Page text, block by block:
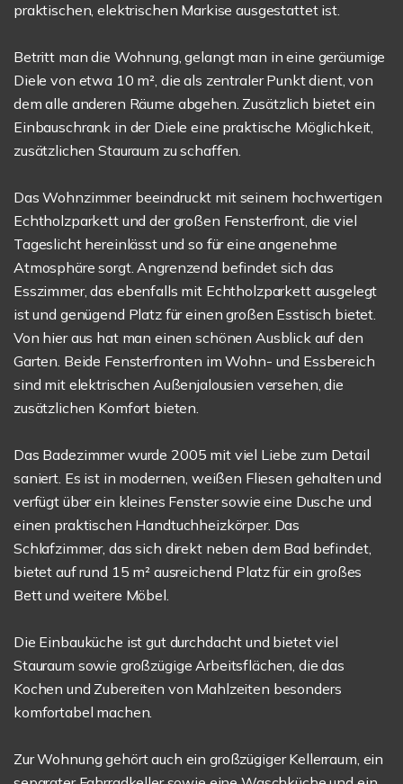
praktischen, elektrischen Markise ausgestattet ist.
Betritt man die Wohnung, gelangt man in eine geräumige
Diele von etwa 10 m², die als zentraler Punkt dient, von
dem alle anderen Räume abgehen. Zusätzlich bietet ein
Einbauschrank in der Diele eine praktische Möglichkeit,
zusätzlichen Stauraum zu schaffen.
Das Wohnzimmer beeindruckt mit seinem hochwertigen
Echtholzparkett und der großen Fensterfront, die viel
Tageslicht hereinlässt und so für eine angenehme
Atmosphäre sorgt. Angrenzend befindet sich das
Esszimmer, das ebenfalls mit Echtholzparkett ausgelegt
ist und genügend Platz für einen großen Esstisch bietet.
Von hier aus hat man einen schönen Ausblick auf den
Garten. Beide Fensterfronten im Wohn- und Essbereich
sind mit elektrischen Außenjalousien versehen, die
zusätzlichen Komfort bieten.
Das Badezimmer wurde 2005 mit viel Liebe zum Detail
saniert. Es ist in modernen, weißen Fliesen gehalten und
verfügt über ein kleines Fenster sowie eine Dusche und
einen praktischen Handtuchheizkörper. Das
Schlafzimmer, das sich direkt neben dem Bad befindet,
bietet auf rund 15 m² ausreichend Platz für ein großes
Bett und weitere Möbel.
Die Einbauküche ist gut durchdacht und bietet viel
Stauraum sowie großzügige Arbeitsflächen, die das
Kochen und Zubereiten von Mahlzeiten besonders
komfortabel machen.
Zur Wohnung gehört auch ein großzügiger Kellerraum, ein